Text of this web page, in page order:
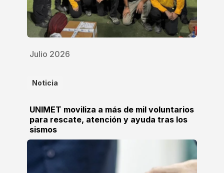
Julio 2026
Noticia
UNIMET moviliza a más de mil voluntarios
para rescate, atención y ayuda tras los
sismos